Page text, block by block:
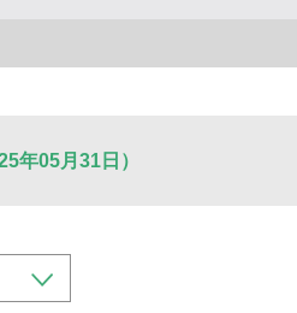
年05月31日）